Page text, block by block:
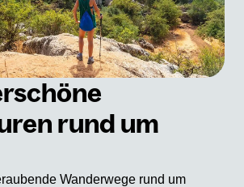
rund um
Wanderwege rund um